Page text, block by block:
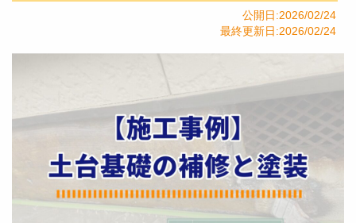
公開日:2026/02/24
最終更新日:2026/02/24